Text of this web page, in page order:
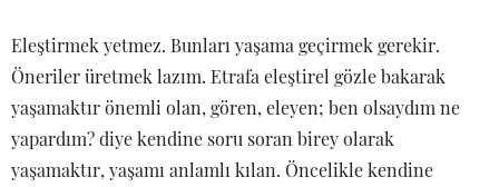
Eleştirmek yetmez. Bunları yaşama geçirmek gerekir.
Öneriler üretmek lazım. Etrafa eleştirel gözle bakarak
yaşamaktır önemli olan, gören, eleyen; ben olsaydım ne
yapardım? diye kendine soru soran birey olarak
yaşamaktır, yaşamı anlamlı kılan. Öncelikle kendine